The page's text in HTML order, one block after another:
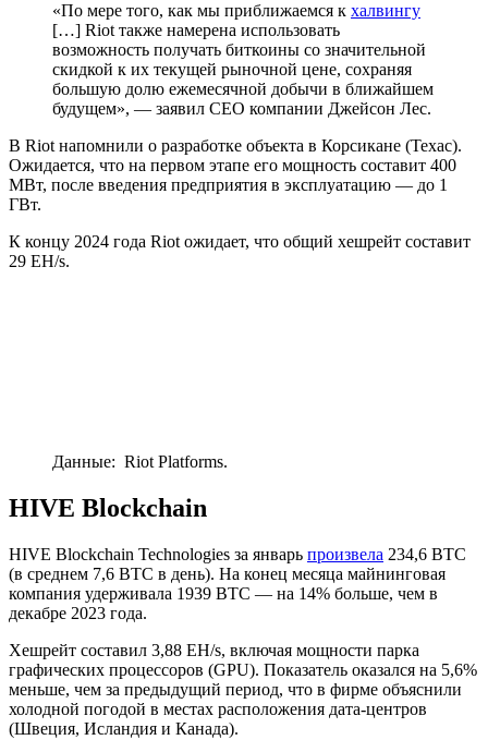
«По мере того, как мы приближаемся к халвингу
[…] Riot также намерена использовать
возможность получать биткоины со значительной
скидкой к их текущей рыночной цене, сохраняя
большую долю ежемесячной добычи в ближайшем
будущем», — заявил CEO компании Джейсон Лес.
В Riot напомнили о разработке объекта в Корсикане (Техас).
Ожидается, что на первом этапе его мощность составит 400
МВт, после введения предприятия в эксплуатацию — до 1
ГВт.
К концу 2024 года Riot ожидает, что общий хешрейт составит
29 EH/s.
Данные: Riot Platforms.
HIVE Blockchain
HIVE Blockchain Technologies за январь произвела 234,6 BTC
(в среднем 7,6 BTC в день). На конец месяца майнинговая
компания удерживала 1939 BTC — на 14% больше, чем в
декабре 2023 года.
Хешрейт составил 3,88 EH/s, включая мощности парка
графических процессоров (GPU). Показатель оказался на 5,6%
меньше, чем за предыдущий период, что в фирме объяснили
холодной погодой в местах расположения дата-центров
(Швеция, Исландия и Канада).